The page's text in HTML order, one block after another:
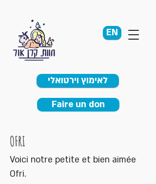
לאימוץ וירטואלי
EN
Faire un don
OFRI
Voici notre petite et bien aimée
Ofri.